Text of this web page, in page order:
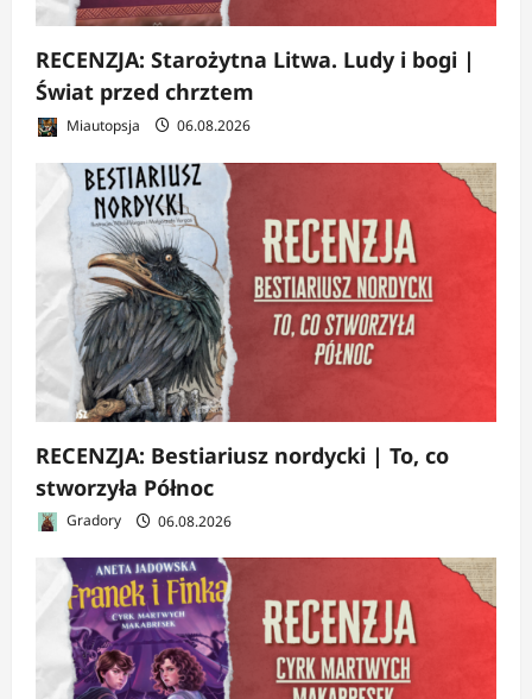
RECENZJA: Starożytna Litwa. Ludy i bogi |
Świat przed chrztem
Miautopsja 06.08.2026
RECENZJA: Bestiariusz nordycki | To, co
stworzyła Północ
Gradory 06.08.2026